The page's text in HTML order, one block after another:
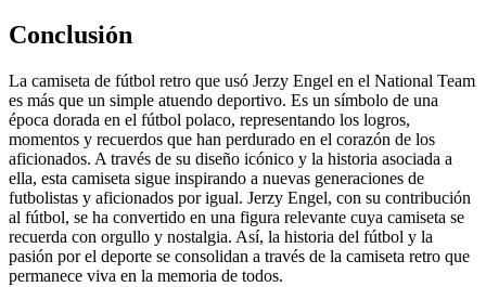
Conclusión
La camiseta de fútbol retro que usó Jerzy Engel en el National Team
es más que un simple atuendo deportivo. Es un símbolo de una
época dorada en el fútbol polaco, representando los logros,
momentos y recuerdos que han perdurado en el corazón de los
aficionados. A través de su diseño icónico y la historia asociada a
ella, esta camiseta sigue inspirando a nuevas generaciones de
futbolistas y aficionados por igual. Jerzy Engel, con su contribución
al fútbol, se ha convertido en una figura relevante cuya camiseta se
recuerda con orgullo y nostalgia. Así, la historia del fútbol y la
pasión por el deporte se consolidan a través de la camiseta retro que
permanece viva en la memoria de todos.